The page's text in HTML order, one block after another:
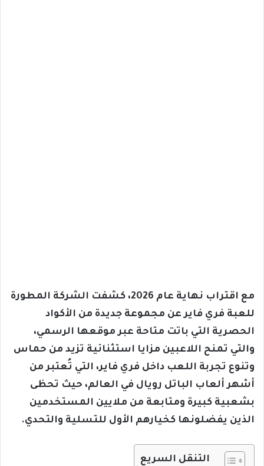
مع اقتراب نهاية عام 2026، كشفت الشركة المطورة
للعبة فري فاير عن مجموعة جديدة من الأكواد
الحصرية التي باتت متاحة عبر موقعها الرسمي،
والتي تمنح اللاعبين مزايا استثنائية تزيد من حماس
وتنوع تجربة اللعب داخل فري فاير، التي تُعتبر من
أشهر ألعاب الباتل رويال في العالم، حيث تحظى
بشعبية كبيرة ومتابعة من ملايين المستخدمين
الذين يفضلونها كخيارهم الأول للتسلية والتحدي.
التنقل السريع